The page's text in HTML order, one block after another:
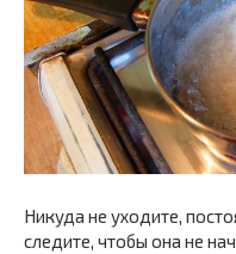
Никуда не уходите,
следите, чтобы она не